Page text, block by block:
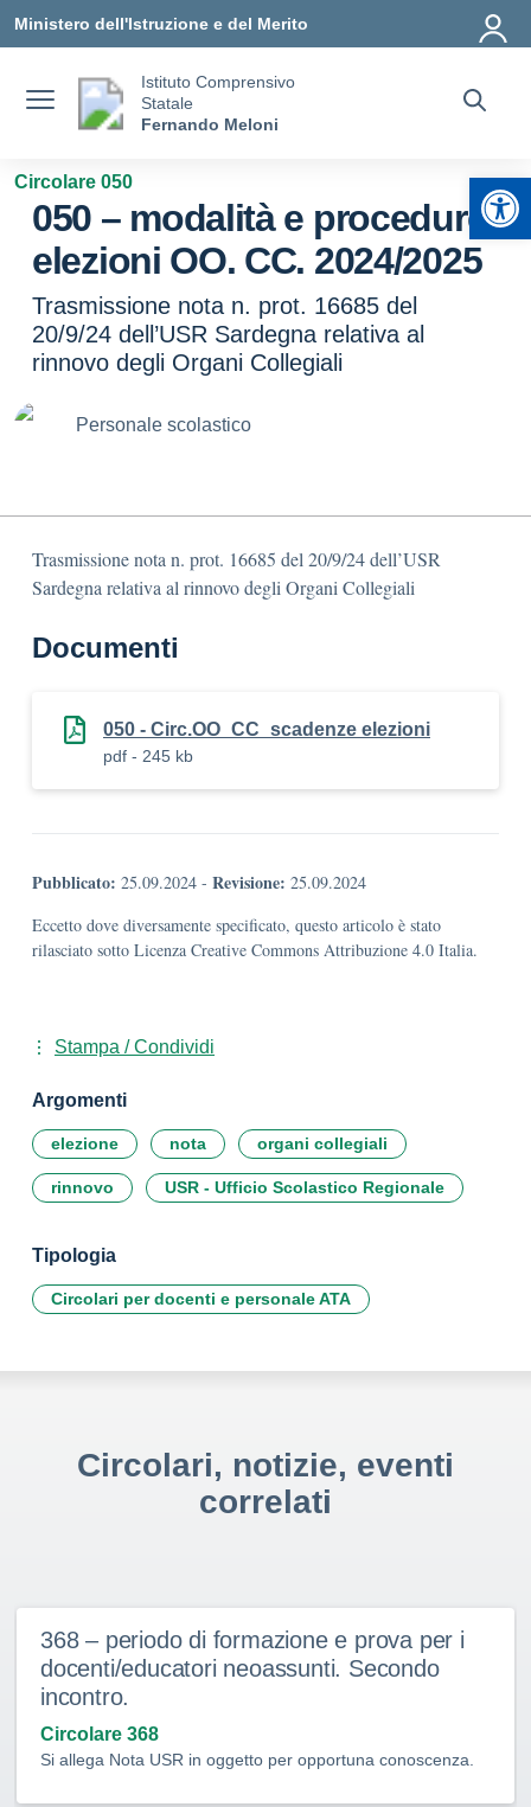
Ministero dell'Istruzione e del Merito
Istituto Comprensivo
Statale
Fernando Meloni
Circolare 050
050 – modalità e procedure
elezioni OO. CC. 2024/2025
Trasmissione nota n. prot. 16685 del
20/9/24 dell’USR Sardegna relativa al
rinnovo degli Organi Collegiali
Personale scolastico
Trasmissione nota n. prot. 16685 del 20/9/24 dell’USR
Sardegna relativa al rinnovo degli Organi Collegiali
Documenti
050 - Circ.OO_CC_scadenze elezioni
pdf - 245 kb
Pubblicato: 25.09.2024 - Revisione: 25.09.2024
Eccetto dove diversamente specificato, questo articolo è stato
rilasciato sotto Licenza Creative Commons Attribuzione 4.0 Italia.
Stampa / Condividi
Argomenti
elezione nota organi collegiali
rinnovo USR - Ufficio Scolastico Regionale
Tipologia
Circolari per docenti e personale ATA
Circolari, notizie, eventi
correlati
368 – periodo di formazione e prova per i
docenti/educatori neoassunti. Secondo
incontro.
Circolare 368
Si allega Nota USR in oggetto per opportuna conoscenza.